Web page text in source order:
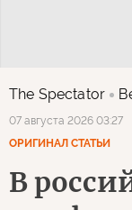
The Spectator
07 августа 2026 03:27
ОРИГИНАЛ СТАТЬИ
В